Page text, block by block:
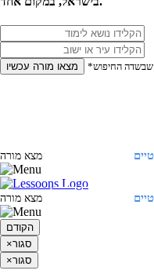
מצאו מורה עכשיו שבשדה החיפוש
מצא מורה
מצא מורה
הקודם
×סגור
×סגור